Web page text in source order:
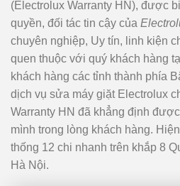
(Electrolux Warranty HN), được
quyền, đối tác tin cậy của
chuyên nghiệp, Uy tín, linh kiện
quen thuộc với quý khách hàng
khách hàng các tỉnh thành phía
dịch vụ sửa máy giặt Electrolux
Warranty HN đã khẳng định
mình trong lòng khách hàng.
thống 12 chi nhanh trên khắp 8
Hà Nội.